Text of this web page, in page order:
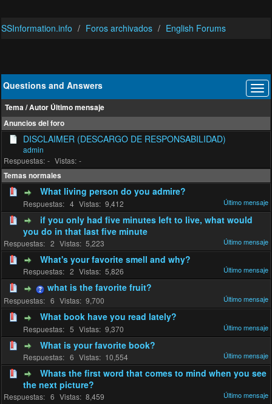
SSInformation.info Foros archivados English Forums
Questions and Answers
Tema /Autor Último mensaje
Anuncios del foro
DISCLAIMER (DESCARGO DE RESPONSABILIDAD)
admin
-
-
Temas normales
What living person do you admire?
4 9,412
if you only had five minutes left to live, what would
you do in that last five minute
2 5,223
What's your favorite smell and why?
2 5,826
what is the favorite fruit?
6 9,700
What book have you read lately?
5 9,370
What is your favorite book?
6 10,554
Whats the first word that comes to mind when you see
the next picture?
6 8,459